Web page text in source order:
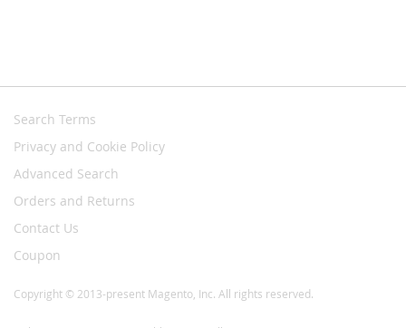
Search Terms
Privacy and Cookie Policy
Advanced Search
Orders and Returns
Contact Us
Coupon
Copyright © 2013-present Magento, Inc. All rights reserved.